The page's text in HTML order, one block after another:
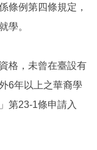
條例第四條規定，
學。
格，未曾在臺設有
6年以上之華裔學
第23-1條申請入